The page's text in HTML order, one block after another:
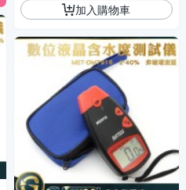
加入購物車